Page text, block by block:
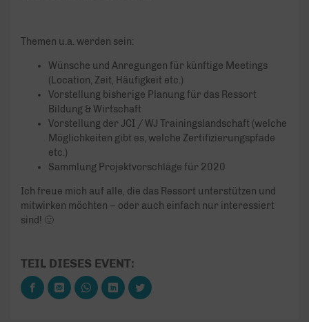
Themen u.a. werden sein:
Wünsche und Anregungen für künftige Meetings
(Location, Zeit, Häufigkeit etc.)
Vorstellung bisherige Planung für das Ressort
Bildung & Wirtschaft
Vorstellung der JCI / WJ Trainingslandschaft (welche
Möglichkeiten gibt es, welche Zertifizierungspfade
etc.)
Sammlung Projektvorschläge für 2020
Ich freue mich auf alle, die das Ressort unterstützen und
mitwirken möchten – oder auch einfach nur interessiert
sind! 🙂
TEIL DIESES EVENT: